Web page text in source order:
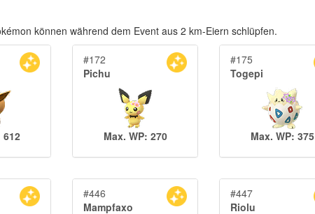
können während dem Event aus 2 km-Eiern schlüpfen.
612
#172
Pichu
Max. WP: 270
#175
Togepi
Max. WP: 375
#446
Mampfaxo
#447
Riolu